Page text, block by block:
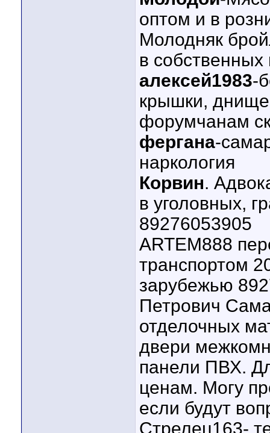
оптом и в
Молодняк
в собственных
алексей1983-
крышки, днище
форумчанам
фергана-
наркология
Корвин.
в уголовных,
89276053905
ARTEM888
транспортом
зарубежью
Петрович
отделочных
двери
панели ПВХ.
ценам. Могу
если будут
Стрелец163-